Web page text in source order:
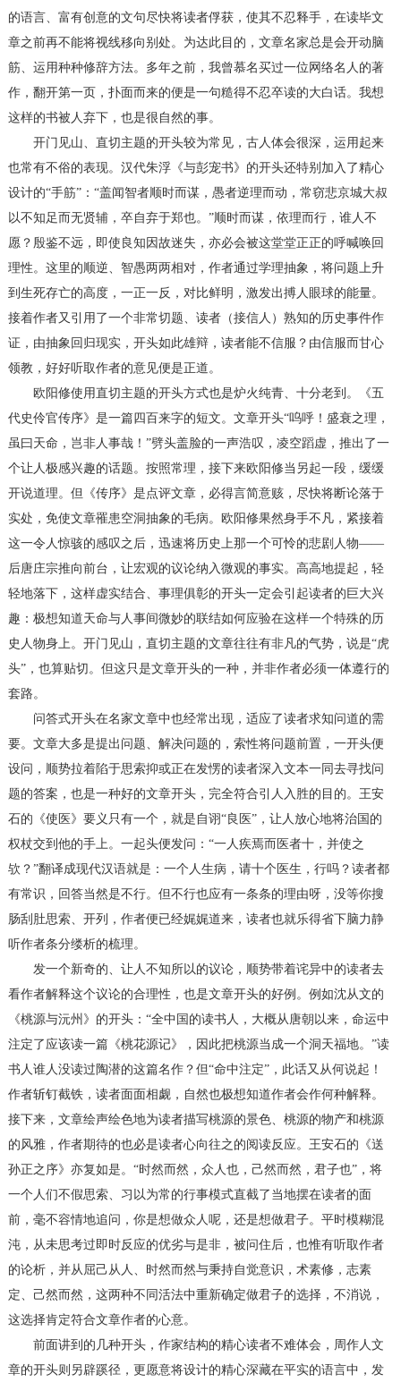
的语言、富有创意的文句尽快将读者俘获，使其不忍释手，在读毕文
章之前再不能将视线移向别处。为达此目的，文章名家总是会开动脑
筋、运用种种修辞方法。多年之前，我曾慕名买过一位网络名人的著
作，翻开第一页，扑面而来的便是一句糙得不忍卒读的大白话。我想
这样的书被人弃下，也是很自然的事。
开门见山、直切主题的开头较为常见，古人体会很深，运用起来
也常有不俗的表现。汉代朱浮《与彭宠书》的开头还特别加入了精心
设计的“手筋”：“盖闻智者顺时而谋，愚者逆理而动，常窃悲京城大叔
以不知足而无贤辅，卒自弃于郑也。”顺时而谋，依理而行，谁人不
愿？殷鉴不远，即使良知因故迷失，亦必会被这堂堂正正的呼喊唤回
理性。这里的顺逆、智愚两两相对，作者通过学理抽象，将问题上升
到生死存亡的高度，一正一反，对比鲜明，激发出搏人眼球的能量。
接着作者又引用了一个非常切题、读者（接信人）熟知的历史事件作
证，由抽象回归现实，开头如此雄辩，读者能不信服？由信服而甘心
领教，好好听取作者的意见便是正道。
欧阳修使用直切主题的开头方式也是炉火纯青、十分老到。《五
代史伶官传序》是一篇四百来字的短文。文章开头“呜呼！盛衰之理，
虽曰天命，岂非人事哉！”劈头盖脸的一声浩叹，凌空蹈虚，推出了一
个让人极感兴趣的话题。按照常理，接下来欧阳修当另起一段，缓缓
开说道理。但《传序》是点评文章，必得言简意赅，尽快将断论落于
实处，免使文章罹患空洞抽象的毛病。欧阳修果然身手不凡，紧接着
这一令人惊骇的感叹之后，迅速将历史上那一个可怜的悲剧人物——
后唐庄宗推向前台，让宏观的议论纳入微观的事实。高高地提起，轻
轻地落下，这样虚实结合、事理俱彰的开头一定会引起读者的巨大兴
趣：极想知道天命与人事间微妙的联结如何应验在这样一个特殊的历
史人物身上。开门见山，直切主题的文章往往有非凡的气势，说是“虎
头”，也算贴切。但这只是文章开头的一种，并非作者必须一体遵行的
套路。
问答式开头在名家文章中也经常出现，适应了读者求知问道的需
要。文章大多是提出问题、解决问题的，索性将问题前置，一开头便
设问，顺势拉着陷于思索抑或正在发愣的读者深入文本一同去寻找问
题的答案，也是一种好的文章开头，完全符合引人入胜的目的。王安
石的《使医》要义只有一个，就是自诩“良医”，让人放心地将治国的
权杖交到他的手上。一起头便发问：“一人疾焉而医者十，并使之
欤？”翻译成现代汉语就是：一个人生病，请十个医生，行吗？读者都
有常识，回答当然是不行。但不行也应有一条条的理由呀，没等你搜
肠刮肚思索、开列，作者便已经娓娓道来，读者也就乐得省下脑力静
听作者条分缕析的梳理。
发一个新奇的、让人不知所以的议论，顺势带着诧异中的读者去
看作者解释这个议论的合理性，也是文章开头的好例。例如沈从文的
《桃源与沅州》的开头：“全中国的读书人，大概从唐朝以来，命运中
注定了应该读一篇《桃花源记》，因此把桃源当成一个洞天福地。”读
书人谁人没读过陶潜的这篇名作？但“命中注定”，此话又从何说起！
作者斩钉截铁，读者面面相觑，自然也极想知道作者会作何种解释。
接下来，文章绘声绘色地为读者描写桃源的景色、桃源的物产和桃源
的风雅，作者期待的也必是读者心向往之的阅读反应。王安石的《送
孙正之序》亦复如是。“时然而然，众人也，己然而然，君子也”，将
一个人们不假思索、习以为常的行事模式直截了当地摆在读者的面
前，毫不容情地追问，你是想做众人呢，还是想做君子。平时模糊混
沌，从未思考过即时反应的优劣与是非，被问住后，也惟有听取作者
的论析，并从屈己从人、时然而然与秉持自觉意识，术素修，志素
定、己然而然，这两种不同活法中重新确定做君子的选择，不消说，
这选择肯定符合文章作者的心意。
前面讲到的几种开头，作家结构的精心读者不难体会，周作人文
章的开头则另辟蹊径，更愿意将设计的精心深藏在平实的语言中，发